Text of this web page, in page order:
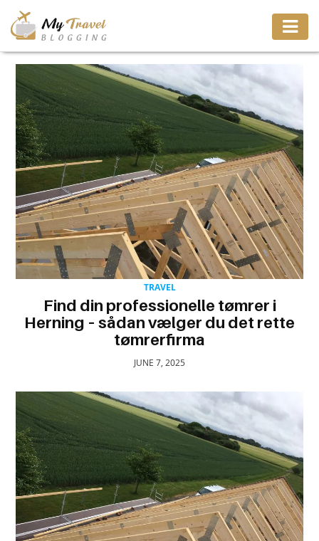
ADVENTURE
VACATION
DESTINATION
RESTAURANT
ENTERTAINMENT
TRAVEL
CONTACT
US
TRAVEL
Find din professionelle tømrer i
Herning – sådan vælger du det rette
tømrerfirma
JUNE 7, 2025